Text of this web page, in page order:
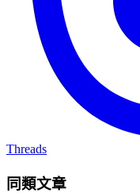
Threads
同類文章